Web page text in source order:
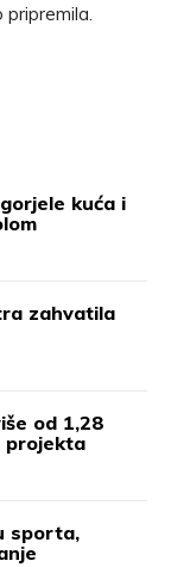
pripremila.
kuća i
zahvatila
od 1,28
projekta
sporta,